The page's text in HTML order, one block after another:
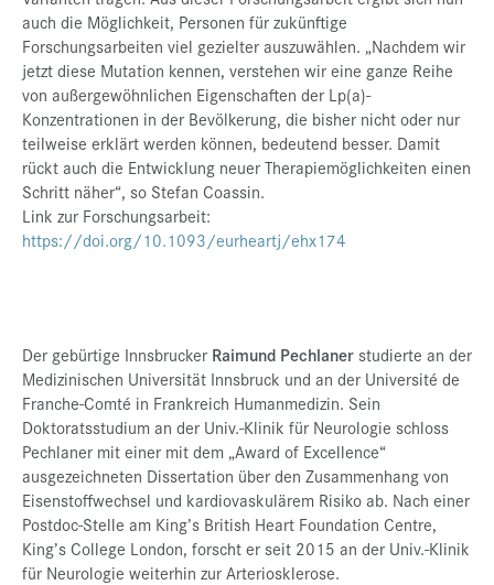
auch die Möglichkeit, Personen für zukünftige
Forschungsarbeiten viel gezielter auszuwählen. „Nachdem wir
jetzt diese Mutation kennen, verstehen wir eine ganze Reihe
von außergewöhnlichen Eigenschaften der Lp(a)-
Konzentrationen in der Bevölkerung, die bisher nicht oder nur
teilweise erklärt werden können, bedeutend besser. Damit
rückt auch die Entwicklung neuer Therapiemöglichkeiten einen
Schritt näher“, so Stefan Coassin.
Link zur Forschungsarbeit:
https://doi.org/10.1093/eurheartj/ehx174
Der gebürtige Innsbrucker Raimund Pechlanerstudierte an der
Medizinischen Universität Innsbruck und an der Université de
Franche-Comté in Frankreich Humanmedizin. Sein
Doktoratsstudium an der Univ.-Klinik für Neurologie schloss
Pechlaner mit einer mit dem „Award of Excellence“
ausgezeichneten Dissertation über den Zusammenhang von
Eisenstoffwechsel und kardiovaskulärem Risiko ab. Nach einer
Postdoc-Stelle am King’s British Heart Foundation Centre,
King’s College London, forscht er seit 2015 an der Univ.-Klinik
für Neurologie weiterhin zur Arteriosklerose.